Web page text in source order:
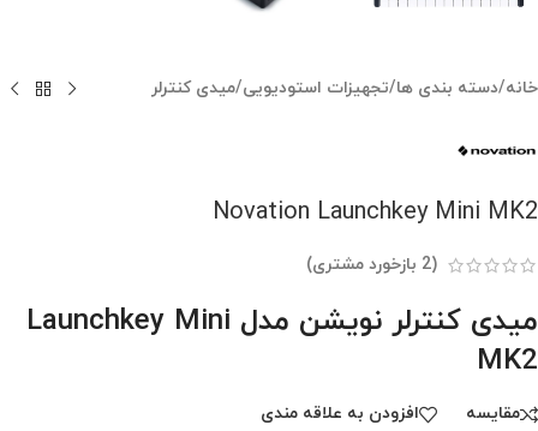
خانه/دسته بندی ها/تجهیزات استودیویی/میدی کنترلر
Novation Launchkey Mini MK2
(
2 بازخورد مشتری)
میدی کنترلر نویشن مدل Launchkey Mini
MK2
مقایسه افزودن به علاقه مندی